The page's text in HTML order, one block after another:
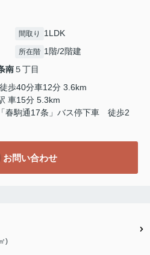
間取り 1LDK
所在階 1階/2階建
南５丁目
徒歩40分車12分 3.6km
車15分 5.3km
春駒通17条」バス停下車 徒歩2
お問い合わせ
)